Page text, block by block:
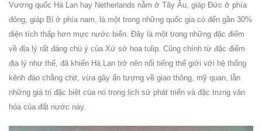
Vương quốc Hà Lan hay Netherlands nằm ở Tây Âu, giáp Đức ở phía
đông, giáp Bỉ ở phía nam, là một trong những quốc gia có đến gần 30%
diện tích thấp hơn mực nước biển. Đây là một trong những đặc điểm
về địa lý rất đáng chú ý của Xứ sở hoa tulip. Cũng chính từ đặc điểm
địa lý như thế, đã khiến Hà Lan trở nên nổi tiếng thế giới với hệ thống
kênh đào chằng chịt, vừa gây ấn tượng về giao thông, mỹ quan, lẫn
những giá trị đặc biệt của nó trong lịch sử phát triển và đặc trưng văn
hóa của đất nước này.